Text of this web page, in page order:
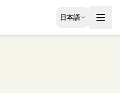
日本語
EN
English